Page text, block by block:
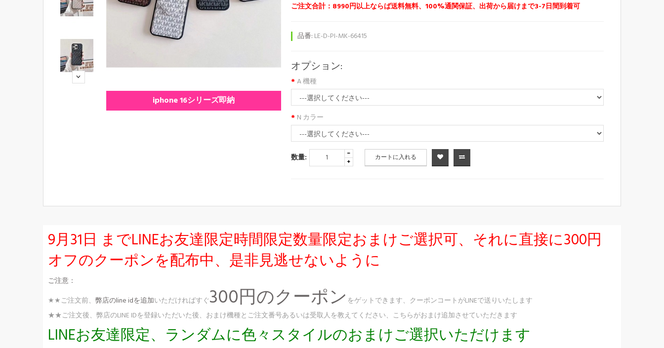
iphone 16シリーズ即納
ご注文合計：8990円以上ならば送料無料、100%通関保証、出荷から届けまで3-7日間到着可
品番: LE-D-PI-MK-66415
オプション:
A 機種
N カラー
数量: カートに入れる
9月31日 までLINEお友達限定時間限定数量限定おまけご選択可、それに直接に300円
オフのクーポンを配布中、是非見逃せないように
ご注意：
★★ご注文前、 弊店のline idを追加いただければすぐ300円のクーポン をゲットできます、クーポンコートがLINEで送りいたします
★★ご注文後、弊店のLINE IDを登録いただいた後、おまけ機種とご注文番号あるいは受取人を教えてください、こちらがおまけ追加させていただきます
LINEお友達限定、ランダムに色々スタイルのおまけご選択いただけます